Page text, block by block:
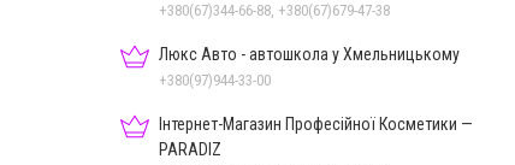
Паперовий флот замість
Чорноморського: як реальні
втрати Росії перетворилися
+380(67)344-66-88, +380(67)679-47-38
Люкс Авто - автошкола у Хмельницькому
+380(97)944-33-00
Інтернет-Магазин Професійної Косметики —
PARADIZ